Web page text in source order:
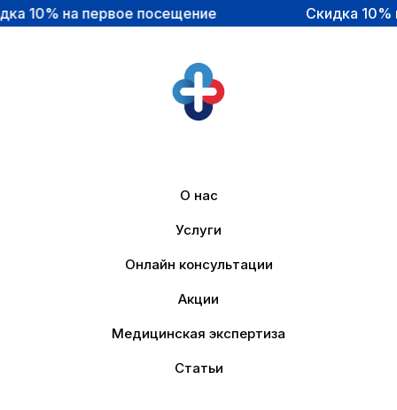
10% на первое посещение Скидка 10%
О нас
Услуги
Онлайн консультации
Акции
Медицинская экспертиза
Статьи